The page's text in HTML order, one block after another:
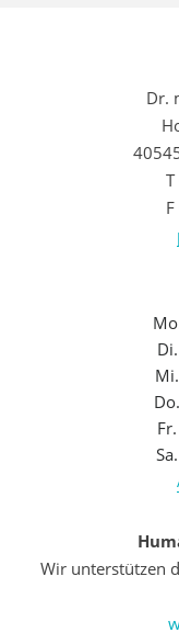
Dr.
Di.
Mi.
Do.
Fr.
Sa.
Wir unterstützen